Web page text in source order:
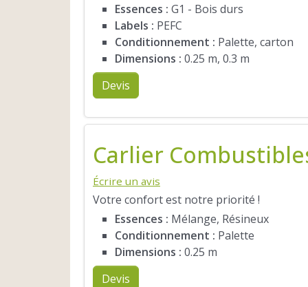
Essences : G1 - Bois durs
Labels : PEFC
Conditionnement : Palette, carton
Dimensions : 0.25 m, 0.3 m
Devis
Carlier
Écrire un avis
Votre confort est notre priorité !
Essences : Mélange, Résineux
Conditionnement : Palette
Dimensions : 0.25 m
Devis